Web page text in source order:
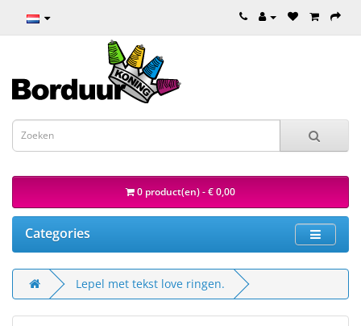
0 product(en) - € 0,00
Categories
Lepel met tekst love ringen.